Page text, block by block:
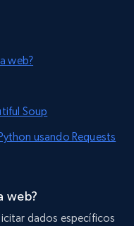
web?
Soup
usando Requests
web?
dados específicos